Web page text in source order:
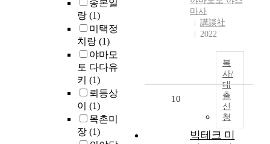
송본일
랑 (1)
미택정
치랑 (1)
야마모
토 다다유
키 (1)
뢰등상
이 (1)
목촌미
장 (1)
마사
講談社
2022
복
사/
대
출
신
청
10
빅테크 미